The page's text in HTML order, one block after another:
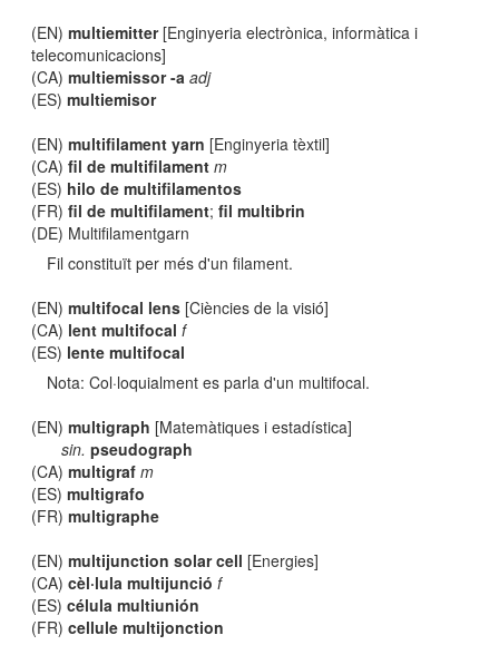
(EN)multiemitter[Enginyeria electrònica, informàtica i
telecomunicacions]
(CA)multiemissor -a adj
(ES)multiemisor
(EN)multifilament yarn [Enginyeria tèxtil]
(CA)fil de multifilament m
(ES) hilo de multifilamentos
(FR)fil de multifilament;fil multibrin
(DE) Multifilamentgarn
Fil constituït per més d'un filament.
(EN)multifocal lens [Ciències de la visió]
(CA) lent multifocal f
(ES) lente multifocal
Nota: Col·loquialment es parla d'un multifocal.
(EN)multigraph [Matemàtiques i estadística]
sin. pseudograph
(CA)multigraf m
(ES)multigrafo
(FR)multigraphe
(EN)multijunction solar cell [Energies]
(CA)cèl·lula multijunció f
(ES)célula multiunión
(FR)cellule multijonction